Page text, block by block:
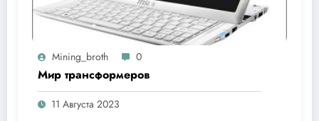
Mining_broth 0
Мир трансформеров
11 Августа 2023